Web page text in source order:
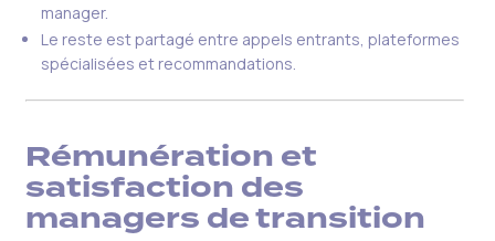
manager.
Le reste est partagé entre appels entrants, plateformes
spécialisées et recommandations.
Rémunération et
satisfaction des
managers de transition